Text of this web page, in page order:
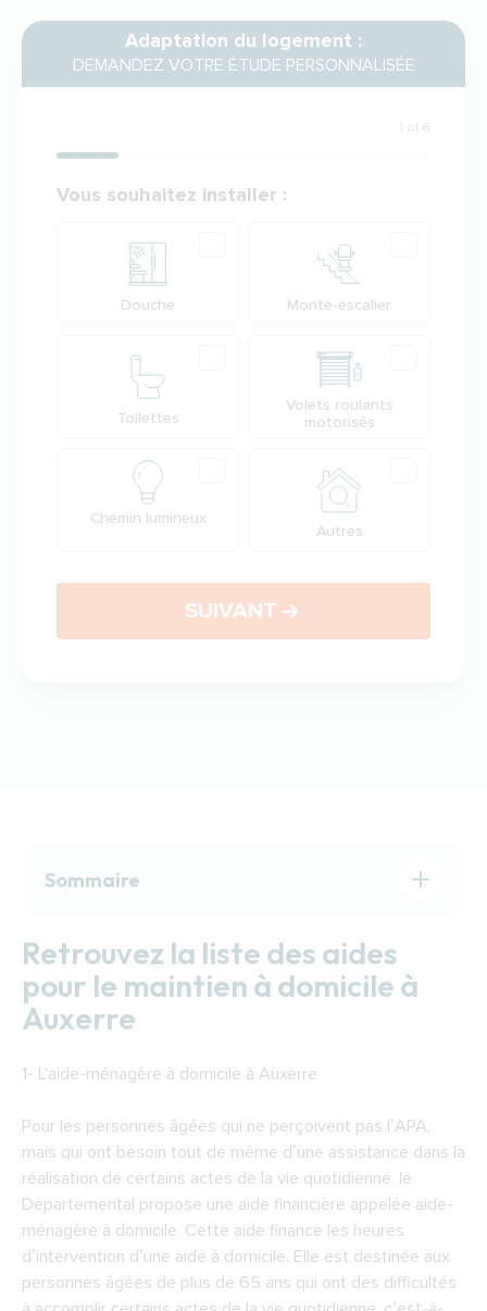
Adaptation du logement :
DEMANDEZ VOTRE ÉTUDE PERSONNALISÉE
1 of 6
Votre demande
Vous souhaitez installer :
Douche
Toilettes
Chemin lumineux
Monte-escalier
Volets roulants
motorisés
Autres
SUIVANT
Sommaire
domicile à Auxerre
Trouver rapidement une aide à domicile à
Auxerre
Retrouvez la liste des aides
pour le maintien à domicile à
Auxerre
1- L'aide-ménagère à domicile à Auxerre
Pour les personnes âgées qui ne perçoivent pas l’APA,
mais qui ont besoin tout de même d’une assistance dans la
réalisation de certains actes de la vie quotidienne, le
Départemental propose une aide financière appelée aide-
ménagère à domicile. Cette aide finance les heures
d’intervention d’une aide à domicile. Elle est destinée aux
personnes âgées de plus de 65 ans qui ont des difficultés